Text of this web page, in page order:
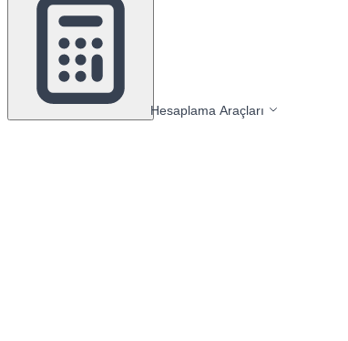
Hesaplama Araçları